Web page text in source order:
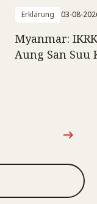
Erklärung 03-08-
Myanmar:
Aung San Suu